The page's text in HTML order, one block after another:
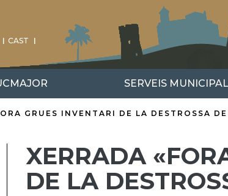
CAST
SERVEIS
GRUES INVENTARI DE LA DESTROSSA
XERRADA
DE LA